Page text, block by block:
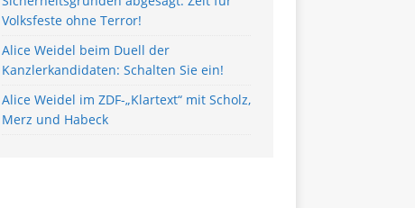
Volksfeste ohne Terror!
Alice Weidel beim Duell der
Kanzlerkandidaten: Schalten Sie ein!
Alice Weidel im ZDF-„Klartext“ mit Scholz,
Merz und Habeck